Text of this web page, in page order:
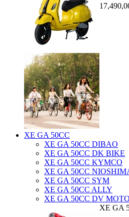
XE GA 50CC
XE GA 50CC DIBAO
XE GA 50CC DK BIKE
XE GA 50CC KYMCO
XE GA 50CC
XE GA 50CC SYM
XE GA 50CC ALLY
XE GA 50CC DV
XE GA